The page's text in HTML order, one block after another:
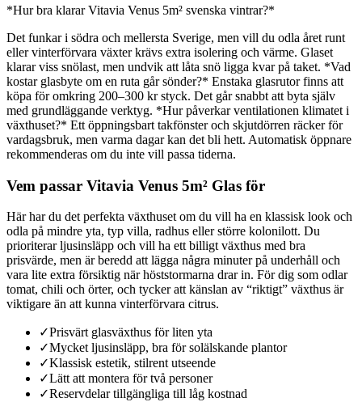
*Hur bra klarar Vitavia Venus 5m² svenska vintrar?*
Det funkar i södra och mellersta Sverige, men vill du odla året runt
eller vinterförvara växter krävs extra isolering och värme. Glaset
klarar viss snölast, men undvik att låta snö ligga kvar på taket. *Vad
kostar glasbyte om en ruta går sönder?* Enstaka glasrutor finns att
köpa för omkring 200–300 kr styck. Det går snabbt att byta själv
med grundläggande verktyg. *Hur påverkar ventilationen klimatet i
växthuset?* Ett öppningsbart takfönster och skjutdörren räcker för
vardagsbruk, men varma dagar kan det bli hett. Automatisk öppnare
rekommenderas om du inte vill passa tiderna.
Vem passar Vitavia Venus 5m² Glas för
Här har du det perfekta växthuset om du vill ha en klassisk look och
odla på mindre yta, typ villa, radhus eller större kolonilott. Du
prioriterar ljusinsläpp och vill ha ett billigt växthus med bra
prisvärde, men är beredd att lägga några minuter på underhåll och
vara lite extra försiktig när höststormarna drar in. För dig som odlar
tomat, chili och örter, och tycker att känslan av “riktigt” växthus är
viktigare än att kunna vinterförvara citrus.
✓Prisvärt glasväxthus för liten yta
✓Mycket ljusinsläpp, bra för solälskande plantor
✓Klassisk estetik, stilrent utseende
✓Lätt att montera för två personer
✓Reservdelar tillgängliga till låg kostnad